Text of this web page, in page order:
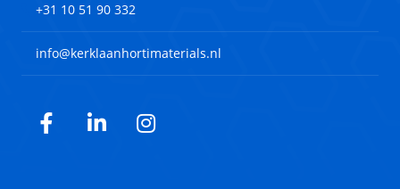
+31 10 51 90 332
info@kerklaanhortimaterials.nl
Facebook
LinkedInInstagram